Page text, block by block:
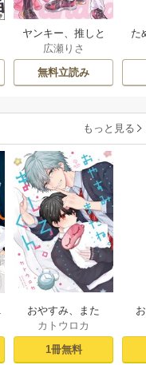
ヤンキー、推しと
運命と出会う
広瀬りさ
無料立読み
た
もっと見る
おやすみ、また
ね。ましろくん。
【電子限定漫画付
き】
カトウロカ
1冊無料